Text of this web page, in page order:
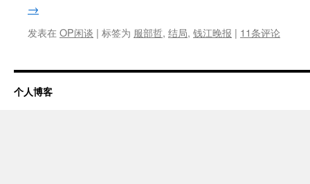
→
发表在 OP闲谈 | 标签为 服部哲, 结局, 钱江晚报 | 11条评论
个人博客